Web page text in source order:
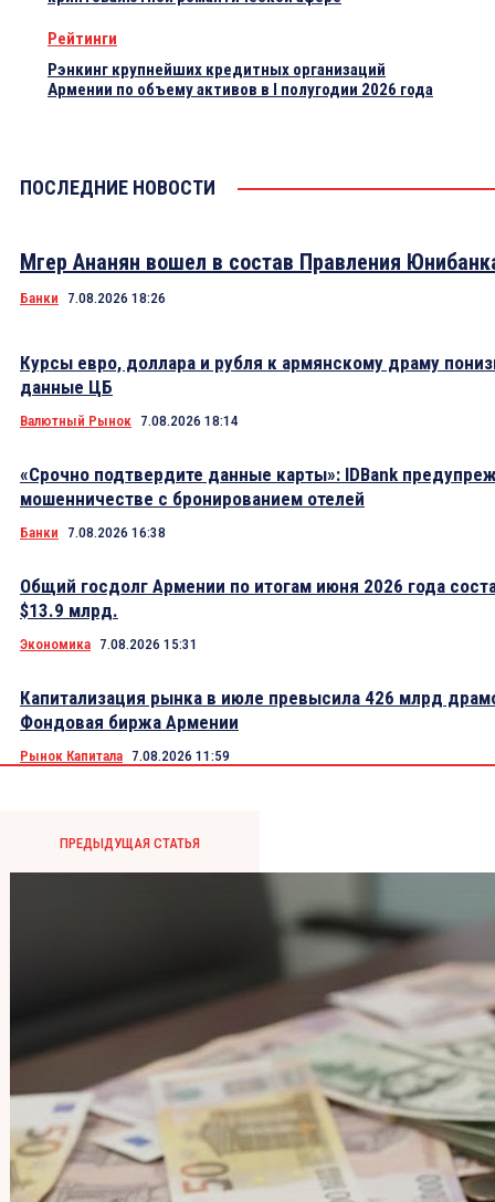
Рейтинги
Рэнкинг крупнейших кредитных организаций
Армении по объему активов в I полугодии 2026 года
ПОСЛЕДНИЕ НОВОСТИ
Мгер Ананян вошел в состав Правления
Банки 7.08.2026 18:26
Курсы евро, доллара и рубля к армянскому драму
данные ЦБ
Валютный Рынок 7.08.2026 18:14
«Срочно подтвердите данные карты»: IDBank
мошенничестве с бронированием отелей
Банки 7.08.2026 16:38
Общий госдолг Армении по итогам июня 2026 года
$13.9 млрд.
Экономика 7.08.2026 15:31
Капитализация рынка в июле превысила 426 млрд
Фондовая биржа Армении
Рынок Капитала 7.08.2026 11:59
ПРЕДЫДУЩАЯ СТАТЬЯ